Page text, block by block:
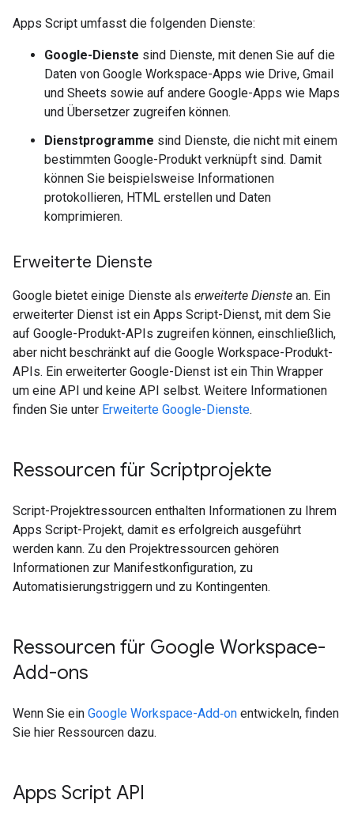
Apps Script umfasst die folgenden Dienste:
Google-Dienste sind Dienste, mit denen Sie auf die
Daten von Google Workspace-Apps wie Drive, Gmail
und Sheets sowie auf andere Google-Apps wie Maps
und Übersetzer zugreifen können.
Dienstprogramme sind Dienste, die nicht mit einem
bestimmten Google-Produkt verknüpft sind. Damit
können Sie beispielsweise Informationen
protokollieren, HTML erstellen und Daten
komprimieren.
Erweiterte Dienste
Google bietet einige Dienste als erweiterte Dienste an. Ein
erweiterter Dienst ist ein Apps Script-Dienst, mit dem Sie
auf Google-Produkt-APIs zugreifen können, einschließlich,
aber nicht beschränkt auf die Google Workspace-Produkt-
APIs. Ein erweiterter Google-Dienst ist ein Thin Wrapper
um eine API und keine API selbst. Weitere Informationen
finden Sie unter Erweiterte Google-Dienste.
Ressourcen für Scriptprojekte
Script-Projektressourcen enthalten Informationen zu Ihrem
Apps Script-Projekt, damit es erfolgreich ausgeführt
werden kann. Zu den Projektressourcen gehören
Informationen zur Manifestkonfiguration, zu
Automatisierungstriggern und zu Kontingenten.
Ressourcen für Google Workspace-
Add-ons
Wenn Sie ein Google Workspace-Add‑on entwickeln, finden
Sie hier Ressourcen dazu.
Apps Script API